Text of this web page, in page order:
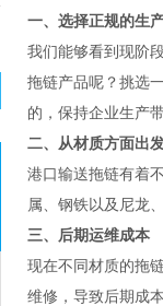
一、选择正规的生
我们能够看到现阶
拖链产品呢？挑选
的，保持企业生产
二、从材质方面出
港口输送拖链有着
属、钢铁以及尼龙
三、后期运维成本
现在不同材质的拖
维修，导致后期成